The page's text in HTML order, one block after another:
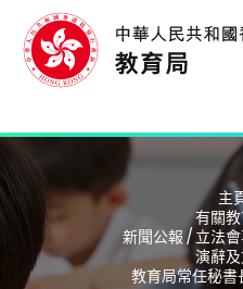
主
有關教
新聞公報 / 立法
演辭及
教育局常任秘